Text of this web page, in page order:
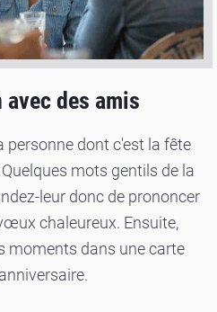
des amis
personne dont c'est la fête
mots gentils de la
leur donc de prononcer
chaleureux. Ensuite,
moments dans une carte